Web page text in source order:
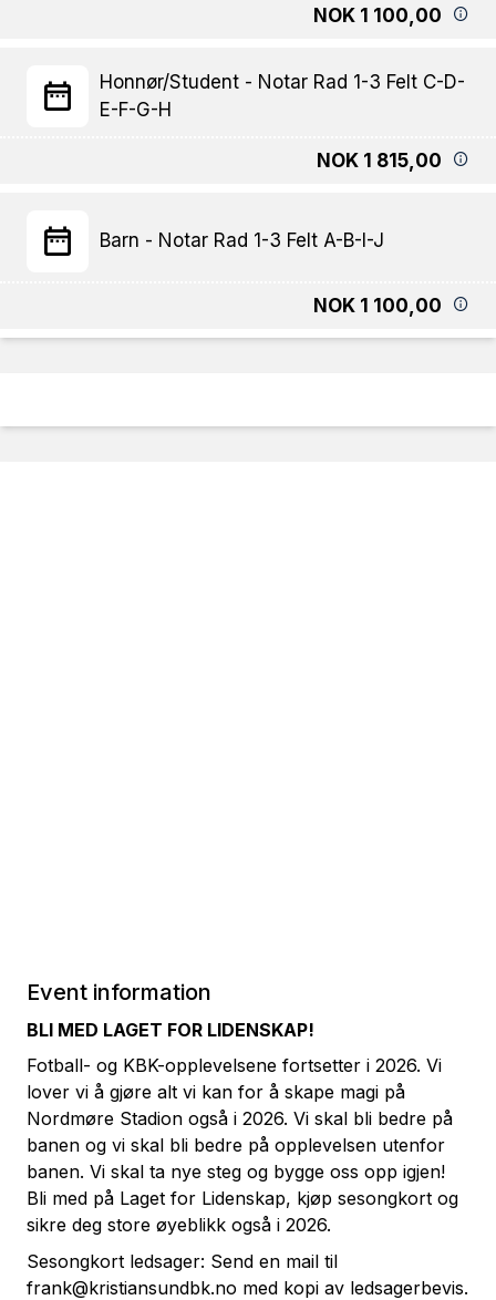
NOK 1 100,00
Honnør/Student - Notar Rad 1-3 Felt C-D-
E-F-G-H
NOK 1 815,00
Barn - Notar Rad 1-3 Felt A-B-I-J
NOK 1 100,00
Event information
BLI MED LAGET FOR LIDENSKAP!
Fotball- og KBK-opplevelsene fortsetter i 2026. Vi
lover vi å gjøre alt vi kan for å skape magi på
Nordmøre Stadion også i 2026. Vi skal bli bedre på
banen og vi skal bli bedre på opplevelsen utenfor
banen. Vi skal ta nye steg og bygge oss opp igjen!
Bli med på Laget for Lidenskap, kjøp sesongkort og
sikre deg store øyeblikk også i 2026.
Sesongkort ledsager: Send en mail til
frank@kristiansundbk.no med kopi av ledsagerbevis.